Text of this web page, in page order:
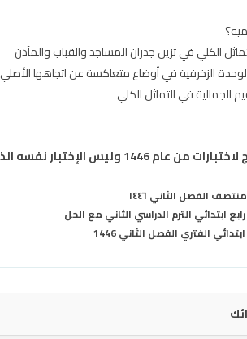
الكلي في تزين جدران المساجد والقباب والمآذن
الزخرفية في أوضاع متعاكسة عن اتجاهها الأصلي
الجمالية في التماثل الكلي
سيأتيك وتستخدم للطالب للمراجعة النهائية
الفصل الثاني ١٤٤٦
ابتدائي الترم الدراسي الثاني مع الحل
الفتري الفصل الثاني 1446